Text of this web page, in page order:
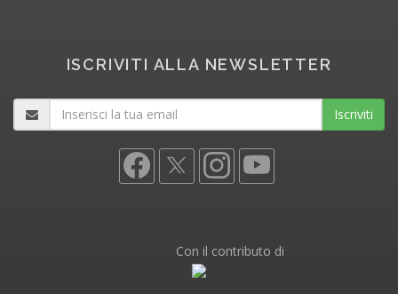
ISCRIVITI ALLA NEWSLETTER
Iscriviti
Con il contributo di